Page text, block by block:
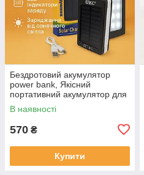
Бездротовий акумулятор
power bank, Якісний
портативний акумулятор для
телефону, Powerbank для
дому VG-33
В наявності
570 ₴
Купити